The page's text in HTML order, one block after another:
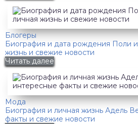
Блогеры
Биография и дата рождения Поли
жизнь и свежие новости
Читать далее
Мода
Биография и личная жизнь Адель
факты и свежие новости